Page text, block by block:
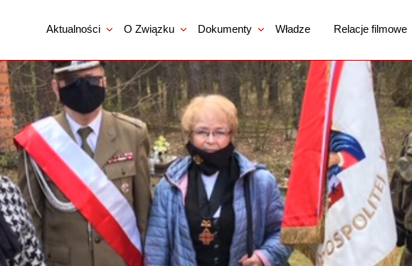
Aktualności O Związku Dokumenty Władze Relacje filmowe